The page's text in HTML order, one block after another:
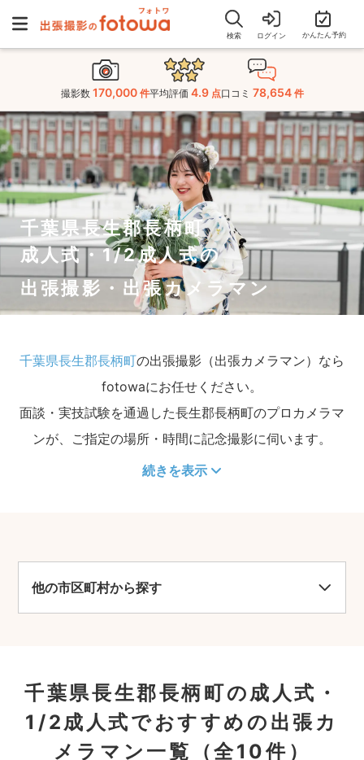
検索 ログイン かんたん予約
撮影数 170,000 件平均評価 4.9 点口コミ 78,654 件
千葉県長生郡長柄町
成人式・1/2成人式の
出張撮影・出張カメラマン
千葉県長生郡長柄町の出張撮影（出張カメラマン）なら
fotowaにお任せください。
面談・実技試験を通過した長生郡長柄町のプロカメラマ
ンが、ご指定の場所・時間に記念撮影に伺います。
続きを表示
他の市区町村から探す
千葉県長生郡長柄町の成人式・
1/2成人式でおすすめの出張カ
メラマン一覧
（全10件）